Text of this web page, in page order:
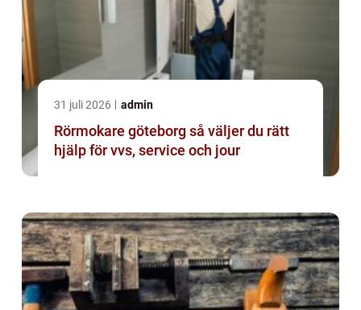
31 juli 2026 admin
Rörmokare göteborg så väljer du rätt
hjälp för vvs, service och jour